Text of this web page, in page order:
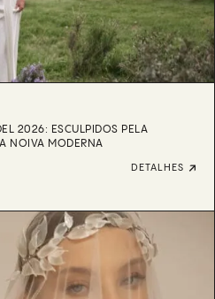
2026: ESCULPIDOS PELA
NOIVA MODERNA
DETALHES